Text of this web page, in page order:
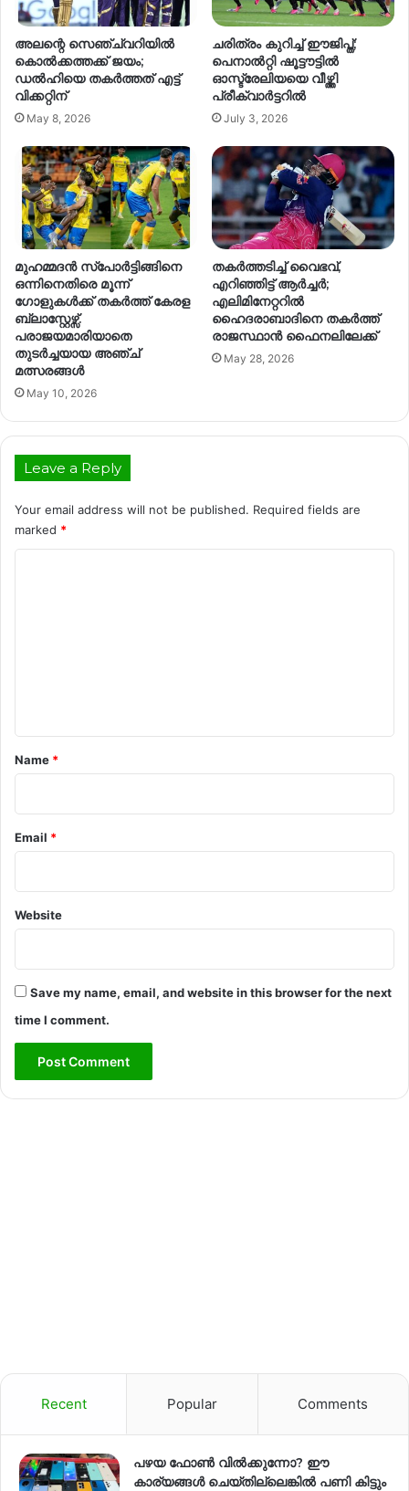
അലന്റെ സെഞ്ച്വറിയിൽ
കൊൽക്കത്തക്ക് ജയം;
ഡൽഹിയെ തകർത്തത് എട്ട്
വിക്കറ്റിന്
May 8, 2026
ചരിത്രം കുറിച്ച് ഈജിപ്ത്;
പെനാല്‍റ്റി ഷൂട്ടൗട്ടില്‍
ഓസ്ട്രേലിയയെ വീഴ്ത്തി
പ്രീക്വാര്‍ട്ടറില്‍
July 3, 2026
മുഹമ്മദൻ സ്പോർട്ടിങ്ങിനെ
ഒന്നിനെതിരെ മൂന്ന്
ഗോളുകൾക്ക് തകർത്ത് കേരള
ബ്ലാസ്റ്റേഴ്സ്.
പരാജയമാരിയാതെ
തുടർച്ചയായ അഞ്ച്
മത്സരങ്ങൾ
May 10, 2026
തകർത്തടിച്ച് വൈഭവ്,
എറിഞ്ഞിട്ട് ആർച്ചർ;
എലിമിനേറ്ററിൽ
ഹൈദരാബാദിനെ തകർത്ത്
രാജസ്ഥാൻ ഫൈനലിലേക്ക്
May 28, 2026
Leave a Reply
Your email address will not be published. Required fields are
marked *
*
Name *
Email *
Website
Save my name, email, and website in this browser for the next
time I comment.
Recent Popular Comments
പഴയ ഫോൺ വിൽക്കുന്നോ? ഈ
കാര്യങ്ങൾ ചെയ്തില്ലെങ്കിൽ പണി കിട്ടും